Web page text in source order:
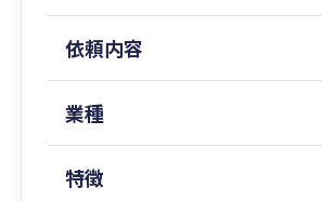
依頼内容
業種
特徴